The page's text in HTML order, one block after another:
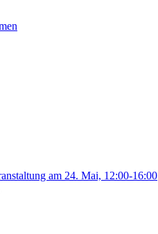
am 24. Mai, 12:00-16:00